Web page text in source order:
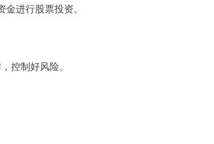
进行股票投资。
控制好风险。